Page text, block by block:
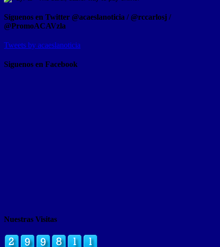
Síguenos en Twitter @acaeslanoticia / @rccarlosj /
@PromoACAVzla
Tweets by acaeslanoticia
Siguenos en Facebook
Nuestras Visitas